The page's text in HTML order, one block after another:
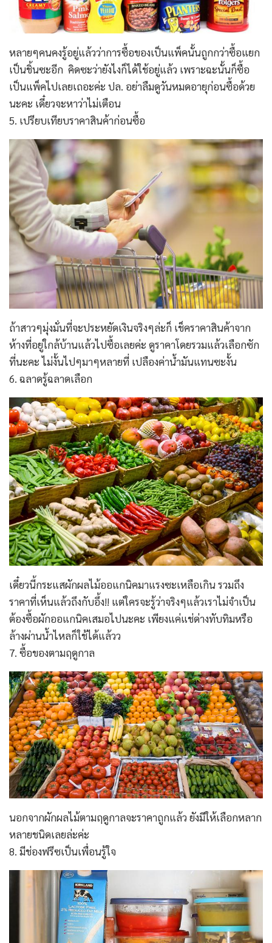
หลายๆคนคงรู้อยู่แล้วว่าการซื้อของเป็นแพ็คนั้นถูกกว่าซื้อแยก
เป็นชิ้นซะอีก คิดซะว่ายังไงก็ได้ใช้อยู่แล้ว เพราะฉะนั้นก็ซื้อ
เป็นแพ็คไปเลยเถอะค่ะ ปล. อย่าลืมดูวันหมดอายุก่อนซื้อด้วย
นะคะ เดี๋ยวจะหาว่าไม่เตือน
5. เปรียบเทียบราคาสินค้าก่อนซื้อ
ถ้าสาวๆมุ่งมั่นที่จะประหยัดเงินจริงๆล่ะก็ เช็คราคาสินค้าจาก
ห้างที่อยู่ใกล้บ้านแล้วไปซื้อเลยค่ะ ดูราคาโดยรวมแล้วเลือกซัก
ที่นะคะ ไม่งั้นไปๆมาๆหลายที่ เปลืองค่าน้ำมันแทนซะงั้น
6. ฉลาดรู้ฉลาดเลือก
เดี๋ยวนี้กระแสผักผลไม้ออแกนิคมาแรงซะเหลือเกิน รวมถึง
ราคาที่เห็นแล้วถึงกับอึ้ง!! แต่ใครจะรู้ว่าจริงๆแล้วเราไม่จำเป็น
ต้องซื้อผักออแกนิคเสมอไปนะคะ เพียงแค่แช่ด่างทับทิมหรือ
ล้างผ่านน้ำไหลก็ใช้ได้แล้วว
7. ซื้อของตามฤดูกาล
นอกจากผักผลไม้ตามฤดูกาลจะราคาถูกแล้ว ยังมีให้เลือกหลาก
หลายชนิดเลยล่ะค่ะ
8. มีช่องฟรีซเป็นเพื่อนรู้ใจ